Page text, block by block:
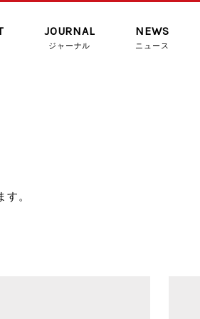
JOURNAL
ジャーナル
NEWS
ニュース
。